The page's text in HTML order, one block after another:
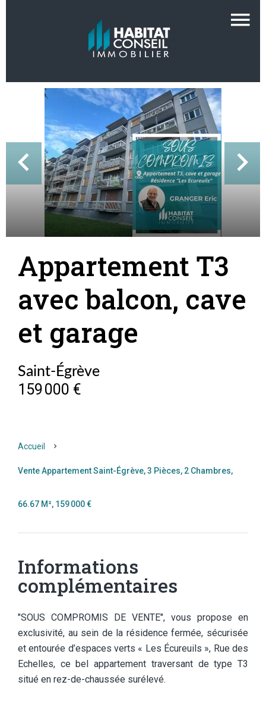
Appartement T3
avec balcon, cave
et garage
Saint-Égrève
159 000 €
Accueil
Vente Appartement Saint-Égrève, 3 Pièces, 2 Chambres,
66.67 M², 159 000 €
Informations
complémentaires
"SOUS COMPROMIS DE VENTE", vous propose en
exclusivité, au sein de la résidence fermée, sécurisée
et entourée d’espaces verts « Les Écureuils », Rue des
Echelles, ce bel appartement traversant de type T3
situé en rez-de-chaussée surélevé.